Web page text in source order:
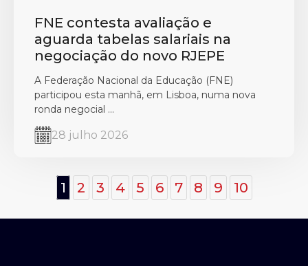
FNE contesta avaliação e
aguarda tabelas salariais na
negociação do novo RJEPE
A Federação Nacional da Educação (FNE)
participou esta manhã, em Lisboa, numa nova
ronda negocial ...
28 julho 2026
1 2 3 4 5 6 7 8 9 10